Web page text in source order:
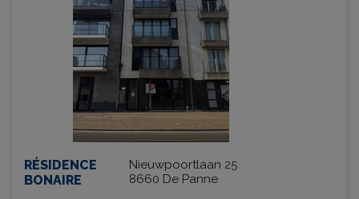
RÉSIDENCE
BONAIRE
Nieuwpoortlaan 25
8660 De Panne